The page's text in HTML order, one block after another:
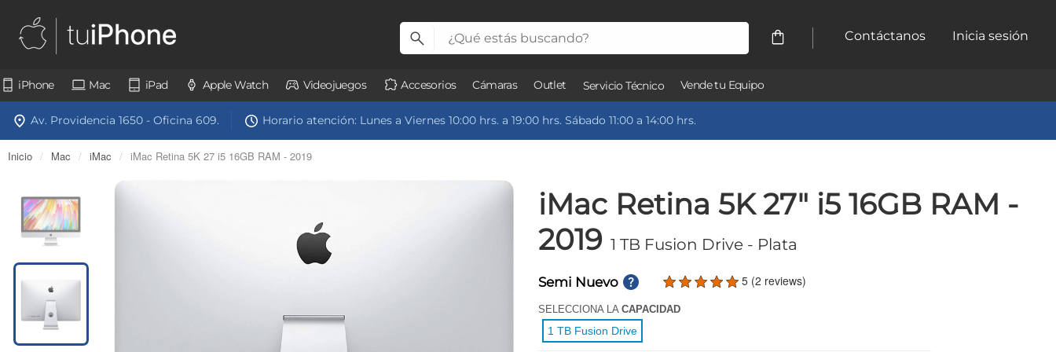
Contáctanos Inicia sesión
iPhone Mac iPad Apple Watch Videojuegos Accesorios Cámaras Outlet Servicio Técnico Vende tu Equipo
Av. Providencia 1650 - Oficina 609. Horario atención: Lunes a Viernes 10:00 hrs. a 19:00 hrs. Sábado 11:00 a 14:00 hrs.
Inicio / Mac / iMac / iMac Retina 5K 27 i5 16GB RAM - 2019
iMac Retina 5K 27" i5 16GB RAM -
20191 TB Fusion Drive - Plata
Semi Nuevo 5 (2 reviews)
SELECCIONA LACAPACIDAD
1 TB Fusion Drive